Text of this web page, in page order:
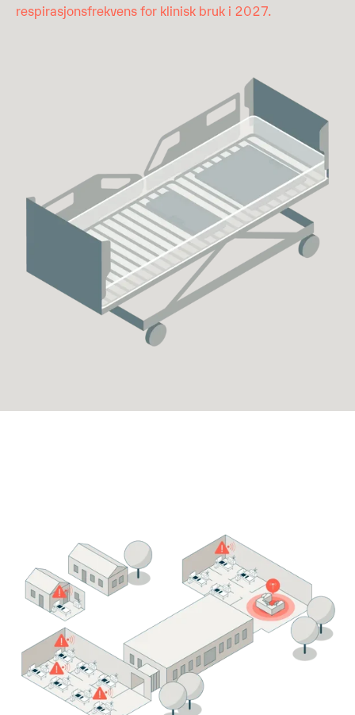
respirasjonsfrekvens for klinisk bruk i 2027.